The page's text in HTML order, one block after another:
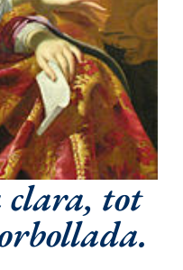
clara, tot